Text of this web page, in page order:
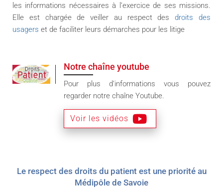
les informations nécessaires à l’exercice de ses missions.
Elle est chargée de veiller au respect desdroits des
usagers et de faciliter leurs démarches pour les litige
Notre chaîne youtube
Pour plus d’informations vous pouvez
regarder notre chaîne Youtube.
Voir les vidéos
Le respect des droits du patient est une priorité au
Médipôle de Savoie